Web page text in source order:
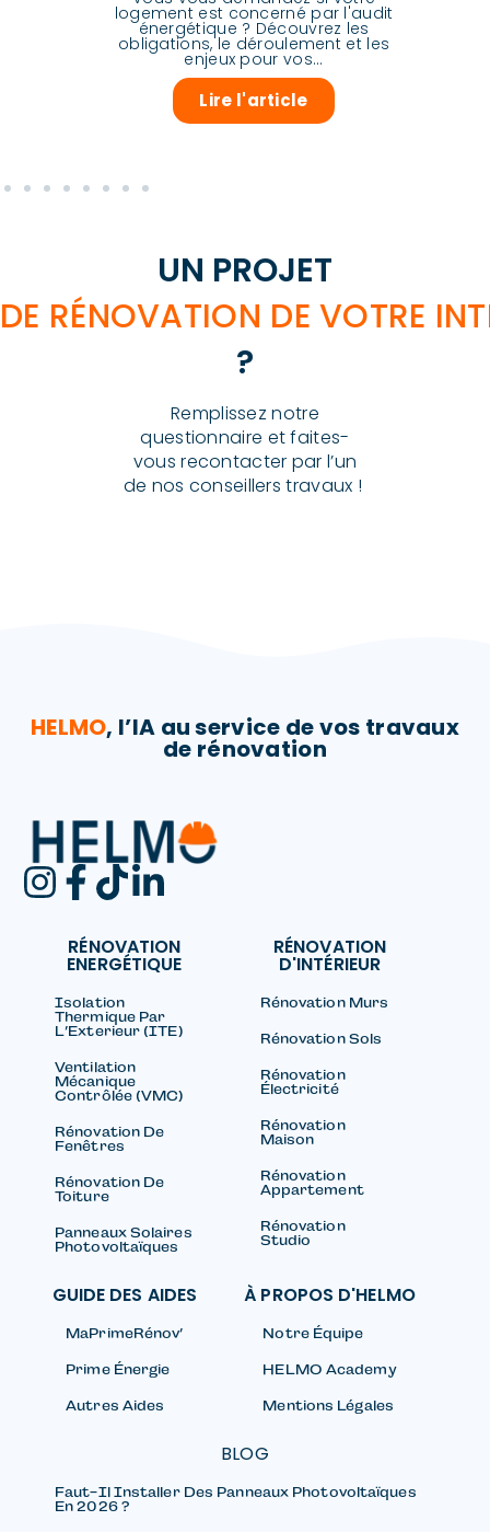
logement est concerné par l'audit
énergétique ? Découvrez les
obligations, le déroulement et les
enjeux pour vos...
Lire l'article
UN PROJET
DE RÉNOVATION DE VOTRE
?
Remplissez notre
questionnaire et faites-
vous recontacter par l’un
de nos conseillers travaux !
HELMO, l’IA au service de vos travaux
de rénovation​
RÉNOVATION
ENERGÉTIQUE
Isolation
Thermique Par
L’Exterieur (ITE)
Ventilation
Mécanique
Contrôlée (VMC)
Rénovation De
Fenêtres
Rénovation De
Toiture
Panneaux Solaires
Photovoltaïques
RÉNOVATION
D'INTÉRIEUR
Rénovation Murs
Rénovation Sols
Rénovation
Électricité
Rénovation
Maison
Rénovation
Appartement
Rénovation
Studio
GUIDE DES AIDES
MaPrimeRénov’
Prime Énergie
Autres Aides
À PROPOS D'HELMO
Notre Équipe
HELMO Academy
Mentions Légales
BLOG
Faut-Il Installer Des Panneaux Photovoltaïques
En 2026 ?